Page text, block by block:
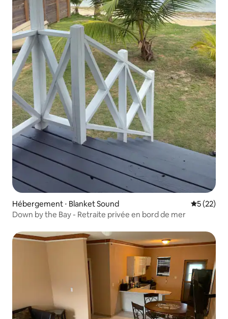
Hébergement ⋅ Blanket Sound
5 (22)
Down by the Bay - Retraite privée en bord de mer